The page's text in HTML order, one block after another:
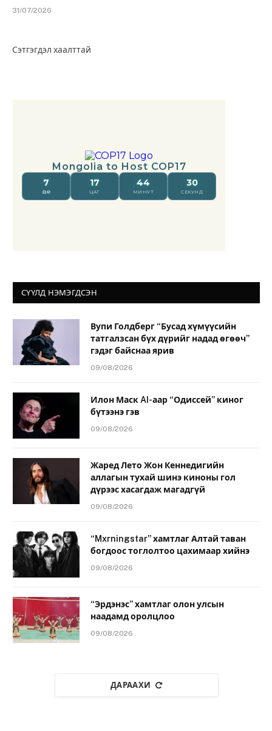
31/07/2026
Сэтгэгдэл хаалттай
СҮҮЛД НЭМЭГДСЭН
Вупи Голдберг “Бусад хүмүүсийн
татгалзсан бүх дүрийг надад өгөөч”
гэдэг байснаа ярив
09/08/2026
Илон Маск AI-аар “Одиссей” киног
бүтээнэ гэв
09/08/2026
Жаред Лето Жон Кеннедигийн
аллагын тухай шинэ киноны гол
дүрээс хасагдаж магадгүй
09/08/2026
“Mxrningstar” хамтлаг Алтай таван
богдоос тоглолтоо цахимаар хийнэ
09/08/2026
“Эрдэнэс” хамтлаг олон улсын
наадамд оролцлоо
09/08/2026
ДАРААХИ